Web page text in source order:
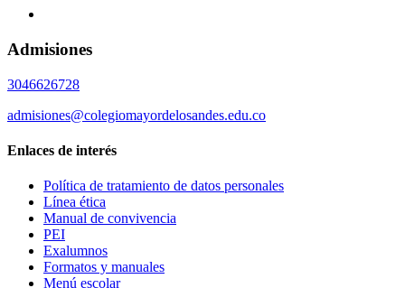
Admisiones
3046626728
admisiones@colegiomayordelosandes.edu.co
Enlaces de interés
Política de tratamiento de datos personales
Línea ética
Manual de convivencia
PEI
Exalumnos
Formatos y manuales
Menú escolar